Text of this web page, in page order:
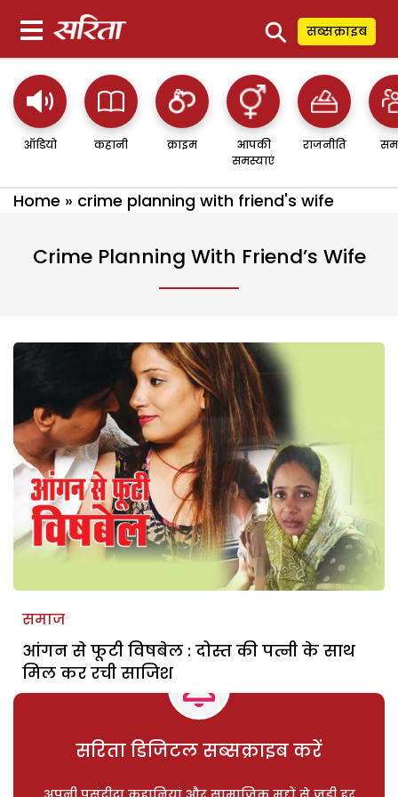
⚲ सब्सक्राइब
ऑडियो कहानी क्राइम
आपकी
समस्याएं
राजनीति
Home » crime planning with friend's wife
Crime Planning With Friend’s Wife
समाज
आंगन से फूटी विषबेल : दोस्त की पत्नी के साथ
मिल कर रची साजिश
सरिता डिजिटल सब्सक्राइब करें